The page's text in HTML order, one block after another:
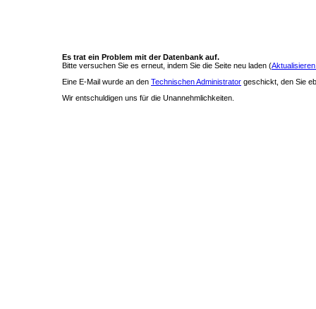
Es trat ein Problem mit der Datenbank auf.
Bitte versuchen Sie es erneut, indem Sie die Seite neu laden (
Eine E-Mail wurde an den Technischen Administrator geschickt, den Sie
Wir entschuldigen uns für die Unannehmlichkeiten.